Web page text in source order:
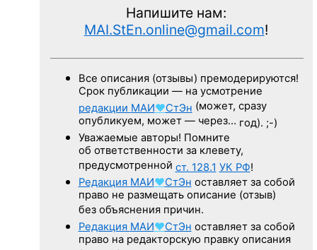
Напишите нам:
MAI.StEn.online@gmail.com!
Все описания (отзывы) премодерируются!
Срок публикации — на усмотрение
редакции МАИ♥СтЭн (может, сразу
опубликуем, может — через… год). ;-)
Уважаемые авторы! Помните
об ответственности за клевету,
предусмотренной ст. 128.1 УК РФ!
Редакция МАИ♥СтЭн оставляет за собой
право не размещать описание (отзыв)
без объяснения причин.
Редакция МАИ♥СтЭн оставляет за собой
право на редакторскую правку описания